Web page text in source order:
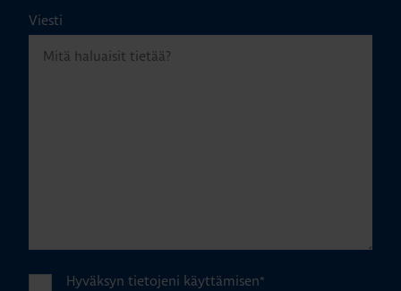
Viesti
Hyväksyn tietojeni käyttämisen*